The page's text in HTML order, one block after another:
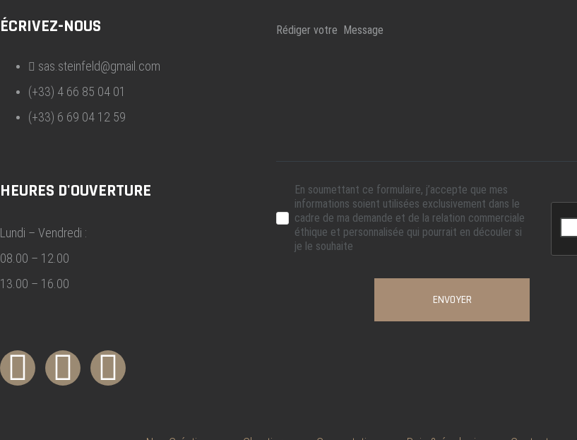
ÉCRIVEZ-NOUS
sas.steinfeld@gmail.com
(+33) 4 66 85 04 01
(+33) 6 69 04 12 59
HEURES D'OUVERTURE
Lundi – Vendredi :
08.00 – 12.00
13.00 – 16.00
En soumettant ce formulaire, j’accepte que mes
informations soient utilisées exclusivement dans le
cadre de ma demande et de la relation commerciale
éthique et personnalisée qui pourrait en découler si
je le souhaite
ENVOYER